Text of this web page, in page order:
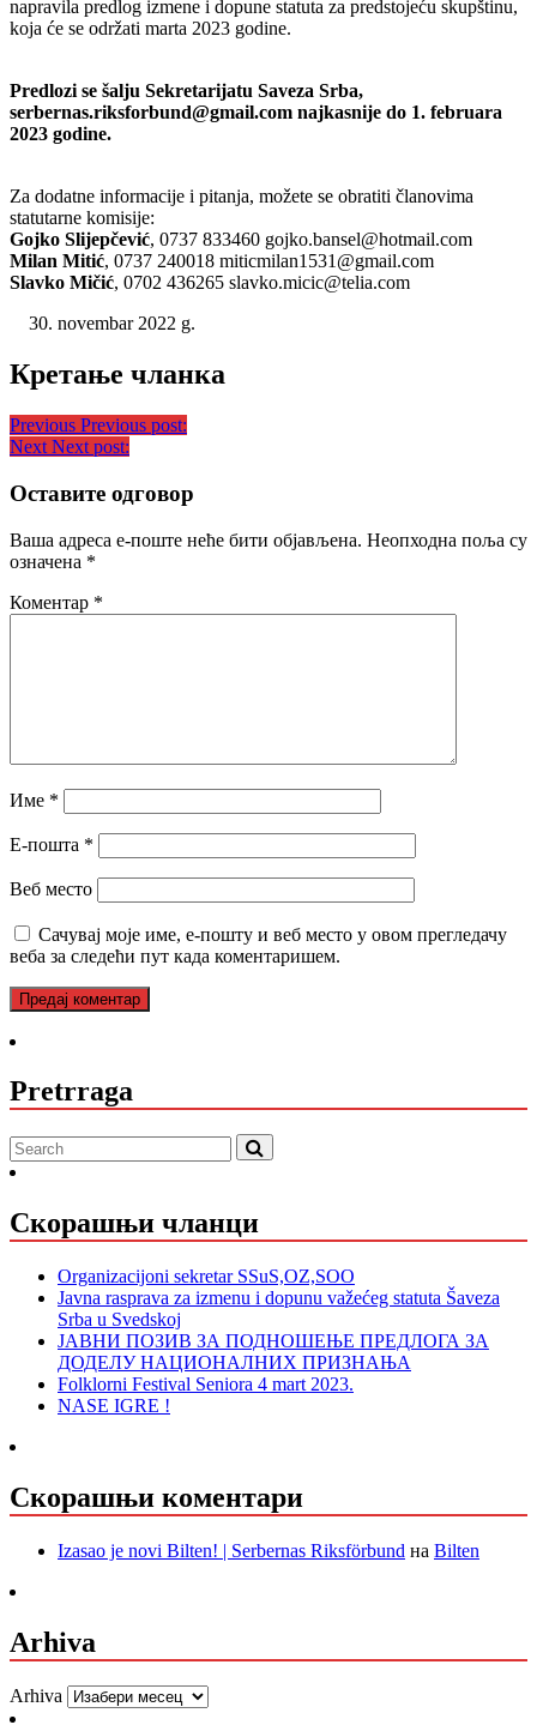
napravila predlog izmene i dopune statuta za predstojeću skupštinu,
koja će se održati marta 2023 godine.
Predlozi se šalju Sekretarijatu Saveza Srba,
serbernas.riksforbund@gmail.com najkasnije do 1. februara
2023 godine.
Za dodatne informacije i pitanja, možete se obratiti članovima
statutarne komisije:
Gojko Slijepčević, 0737 833460 gojko.bansel@hotmail.com
Milan Mitić, 0737 240018 miticmilan1531@gmail.com
Slavko Mičić, 0702 436265 slavko.micic@telia.com
novembar 2022 g.
Кретање чланка
Previous Previous post:
Next Next post:
Оставите одговор
Ваша адреса е-поште неће бити објављена. Неопходна поља су
означена *
Коментар *
Име *
Е-пошта *
Веб место
Сачувај моје име, е-пошту и веб место у овом прегледачу
веба за следећи пут када коментаришем.
Pretrraga
Скорашњи чланци
Organizacijoni sekretar SSuS,OZ,SOO
Javna rasprava za izmenu i dopunu važećeg statuta Šaveza
Srba u Svedskoj
ЈАВНИ ПОЗИВ ЗА ПОДНОШЕЊЕ ПРЕДЛОГА ЗА
ДОДЕЛУ НАЦИОНАЛНИХ ПРИЗНАЊА
Folklorni Festival Seniora 4 mart 2023.
NASE IGRE !
Скорашњи коментари
Izasao je novi Bilten! | Serbernas Riksförbund на Bilten
Arhiva
Arhiva